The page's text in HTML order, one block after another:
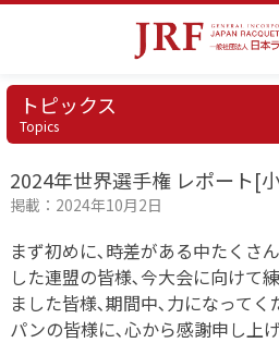
トピックス
Topics
2024年世界選手権 レポート[
掲載：2024年10月2日
まず初めに､時差がある中たくさ
した連盟の皆様､今大会に向けて
ました皆様､期間中､力になって
パンの皆様に､心から感謝申し上